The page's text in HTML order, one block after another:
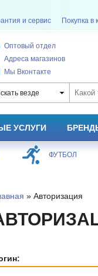
и сервис Покупка в
Оптовый отдел
Адреса магазинов
Мы Вконтакте
везде
УСЛУГИ
ФУТБОЛ
» Авторизация